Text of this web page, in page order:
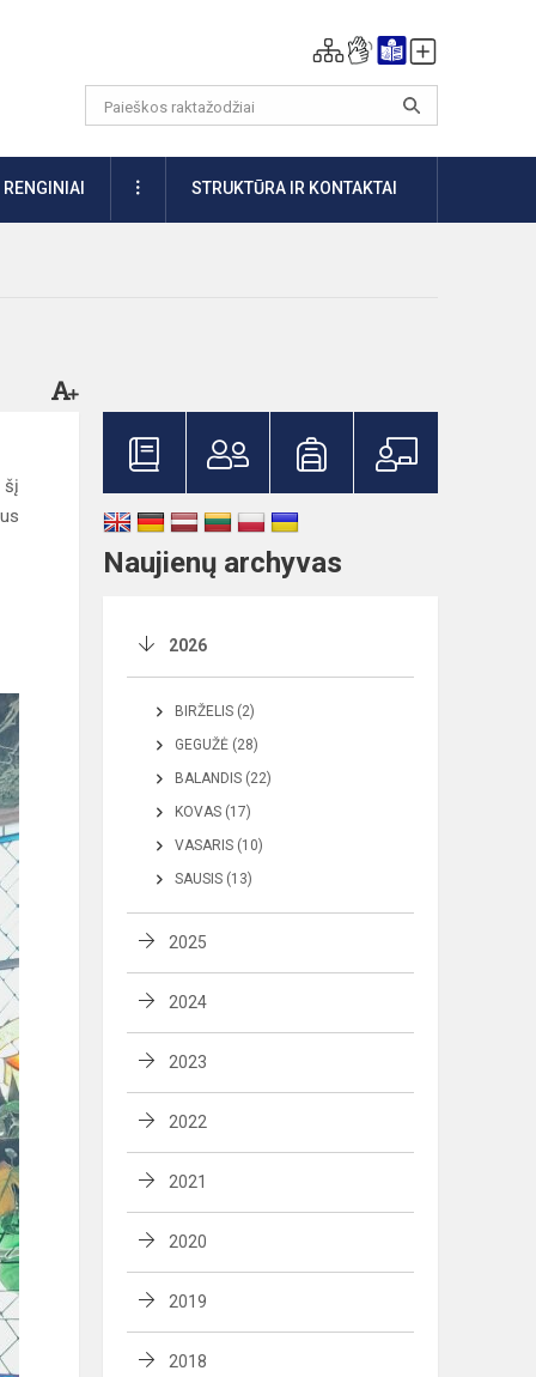
RENGINIAI DAUGIAUSTRUKTŪRA IR KONTAKTAI
šį
Naujienų archyvas
2026
BIRŽELIS (2)
GEGUŽĖ (28)
BALANDIS (22)
KOVAS (17)
VASARIS (10)
SAUSIS (13)
2025
2024
2023
2022
2021
2020
2019
2018